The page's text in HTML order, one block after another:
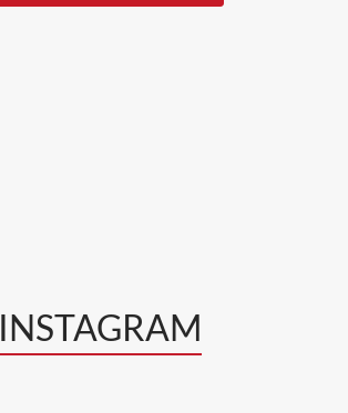
INSTAGRAM